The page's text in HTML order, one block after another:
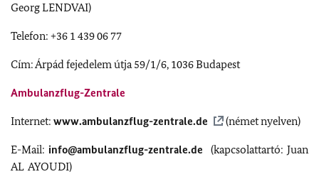
Georg LENDVAI)
Telefon: +36 1 439 06 77
Cím: Árpád fejedelem útja 59/1/6, 1036 Budapest
Ambulanzflug-Zentrale
Internet: www.ambulanzflug-zentrale.de (német nyelven)
E-Mail: info@ambulanzflug-zentrale.de (kapcsolattartó: Juan
AL AYOUDI)